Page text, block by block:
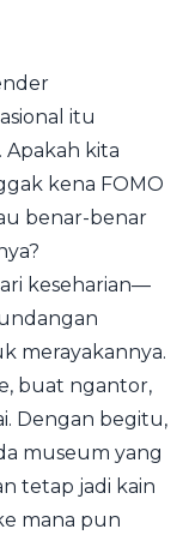
itu
Apakah kita
kena FOMO
benar-benar
keseharian—
merayakannya.
buat ngantor,
Dengan begitu,
museum yang
tetap jadi kain
mana pun